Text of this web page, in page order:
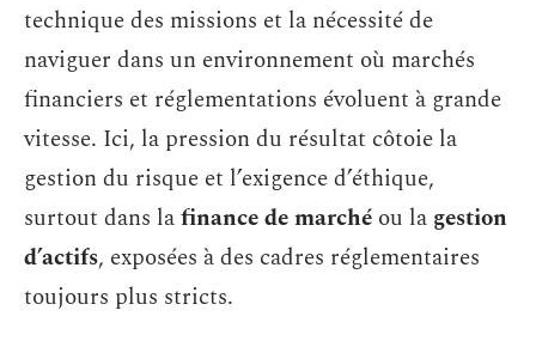
technique des missions et la nécessité de
naviguer dans un environnement où marchés
financiers et réglementations évoluent à grande
vitesse. Ici, la pression du résultat côtoie la
gestion du risque et l’exigence d’éthique,
surtout dans lafinance de marché ou la gestion
d’actifs, exposées à des cadres réglementaires
toujours plus stricts.